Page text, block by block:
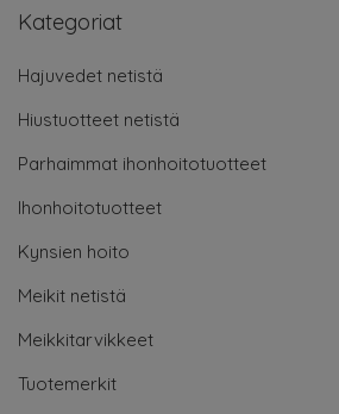
Kategoriat
Hajuvedet netistä
Hiustuotteet netistä
Parhaimmat ihonhoitotuotteet
Ihonhoitotuotteet
Kynsien hoito
Meikit netistä
Meikkitarvikkeet
Tuotemerkit